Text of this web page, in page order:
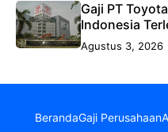
Gaji PT
Indonesia
Agustus 3, 2026
BerandaGaji Perusahaan